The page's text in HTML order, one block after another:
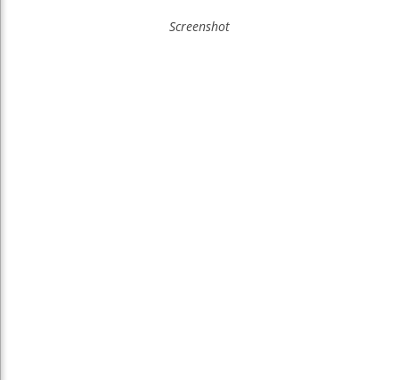
Screenshot